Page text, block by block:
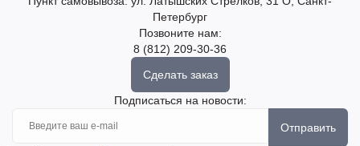
Петербург
Позвоните нам:
8 (812) 209-30-36
Сделать заказ
Подписаться на новости:
Отправить